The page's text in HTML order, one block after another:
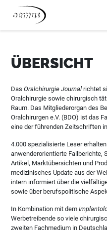
Zum Inhalt springen
ÜBERSICHT
DasOralchirurgie Journal richtet
Oralchirurgie sowie chirurgisch
Raum. Das Mitgliederorgan des
Oralchirurgen e.V. (BDO) ist das
eine der führenden Zeitschriften
4.000 spezialisierte Leser
anwenderorientierte Fallberichte,
Artikel, Marktübersichten und
medizinisches Update aus der
intern informiert über die
sowie über berufspolitische
In Kombination mit dem
Werbetreibende so viele
zweiten Fachmedium in